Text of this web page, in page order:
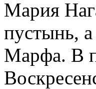
Мария
пустынь,
Марфа. В